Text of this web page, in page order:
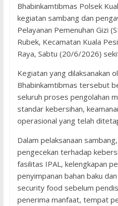
Bhabinkamtibmas Polsek
kegiatan sambang dan
Pelayanan Pemenuhan Gizi
Rubek, Kecamatan Kuala
Raya, Sabtu (20/6/2026)
Kegiatan yang dilaksanakan
Bhabinkamtibmas tersebut
seluruh proses pengolahan
standar kebersihan,
operasional yang telah
Dalam pelaksanaan
pengecekan terhadap
fasilitas IPAL, kelengkapan
penyimpanan bahan baku
security food sebelum
penerima manfaat, tempat